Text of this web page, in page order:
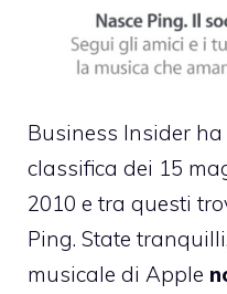
Business Insider
classifica dei 15
2010 e tra questi
Ping. State
musicale di Apple